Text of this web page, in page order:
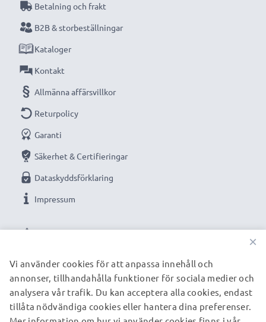
Cellteknik : NiMH
Färg: grön
Ersättningsbatteri från subtel är en prisvärd trygg
strömkälla.
★3 års garanti ★
Vi grundades år 2004 och är en internationell
specialist som endast erbjuder kvalitetsprodukter.
VÅRA BETALNINGSALTERNATIV
Betalning och frakt
B2B & storbeställningar
Kataloger
Kontakt
Allmänna affärsvillkor
Returpolicy
Garanti
Säkerhet & Certifieringar
Dataskyddsförklaring
Impressum
VÅRA FRAKTPARTNERS
×
Vi använder cookies för att anpassa innehåll och
annonser, tillhandahålla funktioner för sociala medier och
analysera vår trafik. Du kan acceptera alla cookies, endast
tillåta nödvändiga cookies eller hantera dina preferenser.